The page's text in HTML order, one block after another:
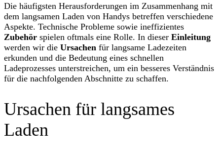
Die häufigsten Herausforderungen im Zusammenhang mit
dem langsamen Laden von Handys betreffen verschiedene
Aspekte. Technische Probleme sowie ineffizientes
Zubehör spielen oftmals eine Rolle. In dieser Einleitung
werden wir die Ursachen für langsame Ladezeiten
erkunden und die Bedeutung eines schnellen
Ladeprozesses unterstreichen, um ein besseres Verständnis
für die nachfolgenden Abschnitte zu schaffen.
Ursachen für langsames
Laden